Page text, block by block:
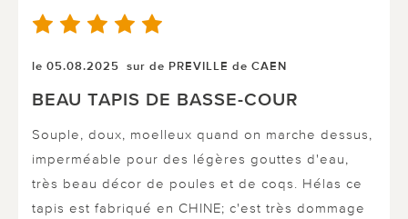
le 05.08.2025 sur de PREVILLE de CAEN
BEAU TAPIS DE BASSE-COUR
Souple, doux, moelleux quand on marche dessus,
imperméable pour des légères gouttes d'eau,
très beau décor de poules et de coqs. Hélas ce
tapis est fabriqué en CHINE; c'est très dommage